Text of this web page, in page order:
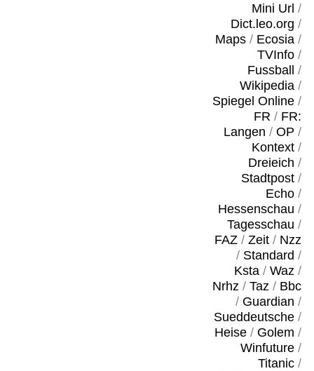
Mini Url /
Dict.leo.org /
Maps/ Ecosia/
TVInfo/
Fussball
/
Wikipedia/
Spiegel Online/
FR / FR:
Langen / OP /
Kontext/
Dreieich /
Stadtpost/
Echo/
Hessenschau /
Tagesschau /
FAZ/ Zeit/ Nzz
/ Standard /
Ksta/ Waz/
Nrhz/ Taz/ Bbc
/ Guardian /
Sueddeutsche/
Heise/ Golem /
Winfuture/
Titanic/